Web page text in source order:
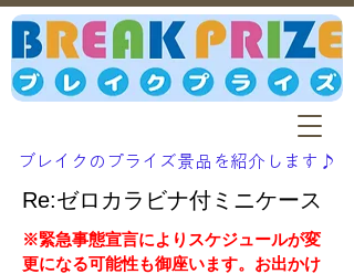
ブレイクのプライズ景品を紹介します♪
Re:ゼロカラビナ付ミニケース
※緊急事態宣言によりスケジュールが変
更になる可能性も御座います。お出かけ